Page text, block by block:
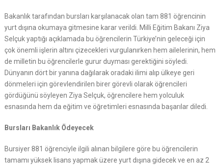
Bakanlık tarafından bursları karşılanacak olan tam 881 öğrencinin
yurt dışına okumaya gitmesine karar verildi. Milli Eğitim Bakanı Ziya
Selçuk yaptığı açıklamada bu öğrencilerin Türkiye’nin geleceği için
çok önemli işlerin altını çizecekleri vurgulanırken hem ailelerinin, hem
de milletin bu öğrencilerle gurur duyması gerektiğini söyledi.
Dünyanın dört bir yanına dağılarak oradaki ilimi alıp ülkeye geri
dönmeleri için görevlendirilen birer görevli olarak öğrencileri
gördüğünü söyleyen Ziya Selçuk, öğrencilere hem yolculuk
esnasında hem da eğitim ve öğretimleri esnasında başarılar diledi.
Bursları Bakanlık Ödeyecek
Bursiyer 881 öğrenciyle ilgili alınan bilgilere göre bu öğrencilerin
tamamı yüksek lisans yapmak üzere yurt dışına gidecek ve en az 2